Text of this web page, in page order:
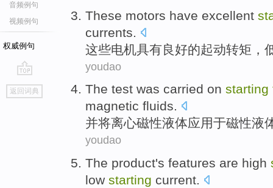
音频例句
视频例句
权威例句
go
top
返回词典
These motors have excellent
currents
这些电机具有良好的起动转矩，
youdao
The test was carried on starting
magnetic fluids.
并将离心磁性液体应用于磁性液
youdao
The product's features are high
low starting current.